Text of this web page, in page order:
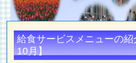
給食サービスメニューの
10月】